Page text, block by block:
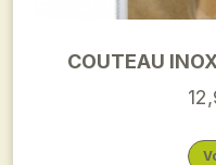
COUTEAU